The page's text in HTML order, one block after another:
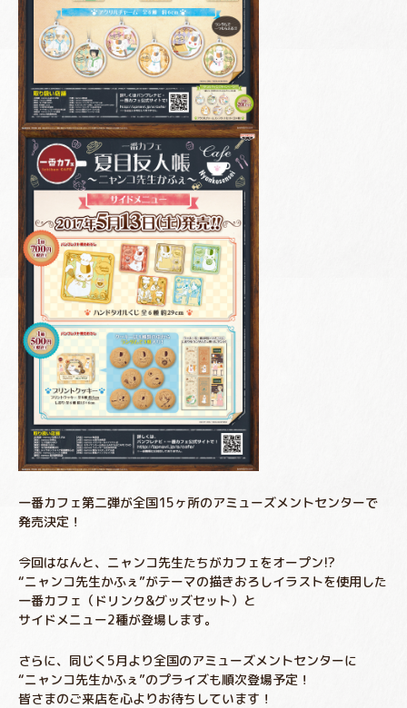
一番カフェ第二弾が全国15ヶ所のアミューズメントセンターで
発売決定！
今回はなんと、ニャンコ先生たちがカフェをオープン!?
“ニャンコ先生かふぇ”がテーマの描きおろしイラストを使用した
一番カフェ（ドリンク&グッズセット）と
サイドメニュー2種が登場します。
さらに、同じく5月より全国のアミューズメントセンターに
“ニャンコ先生かふぇ”のプライズも順次登場予定！
皆さまのご来店を心よりお待ちしています！